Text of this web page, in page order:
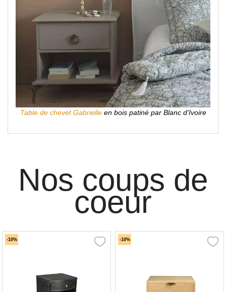
Table de chevet Gabrielleen bois patiné par Blanc d'Ivoire
Nos coups de
coeur
-10% -10%